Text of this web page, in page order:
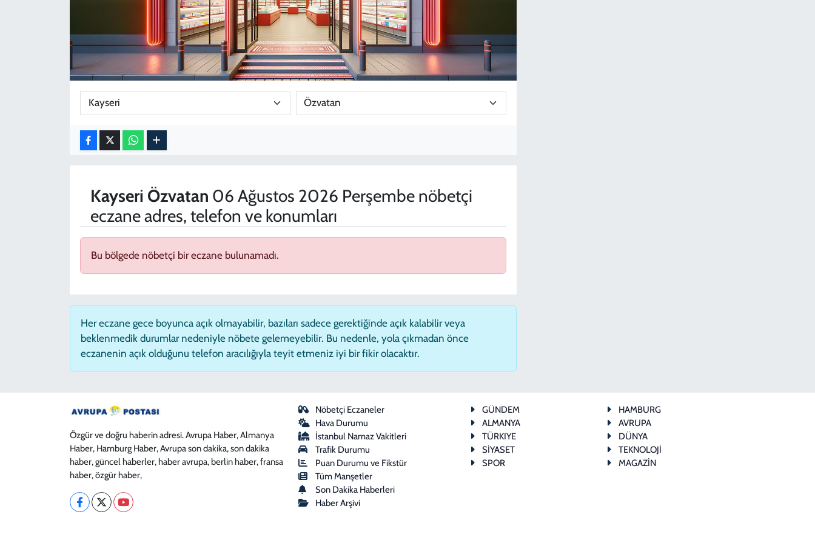
Kayseri Özvatan 06 Ağustos 2026 Perşembe nöbetçi
eczane adres, telefon ve konumları
Bu bölgede nöbetçi bir eczane bulunamadı.
Her eczane gece boyunca açık olmayabilir, bazıları sadece gerektiğinde açık kalabilir veya
beklenmedik durumlar nedeniyle nöbete gelemeyebilir. Bu nedenle, yola çıkmadan önce
eczanenin açık olduğunu telefon aracılığıyla teyit etmeniz iyi bir fikir olacaktır.
Özgür ve doğru haberin adresi. Avrupa Haber, Almanya
Haber, Hamburg Haber, Avrupa son dakika, son dakika
haber, güncel haberler, haber avrupa, berlin haber, fransa
haber, özgür haber,
Nöbetçi Eczaneler
Hava Durumu
İstanbul Namaz Vakitleri
Trafik Durumu
Puan Durumu ve Fikstür
Tüm Manşetler
Son Dakika Haberleri
Haber Arşivi
GÜNDEM
HAMBURG
ALMANYA
AVRUPA
TÜRKIYE
DÜNYA
SİYASET
TEKNOLOJİ
SPOR
MAGAZİN
YAZARLAR